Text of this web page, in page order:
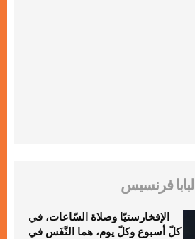
البابا فرنسيس
الإفخارستيّا وصلاة السّاعات، في
كلّ أسبوع وكلّ يوم، هما النَّفَس في